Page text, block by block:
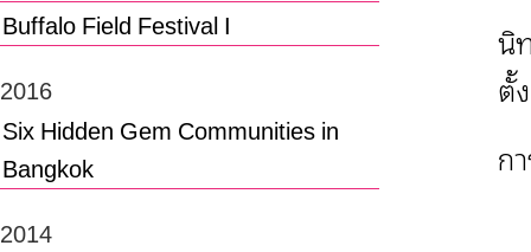
Buffalo Field Festival I
2016
Six Hidden Gem Communities in
Bangkok
2014
นิ
ตั้
ก